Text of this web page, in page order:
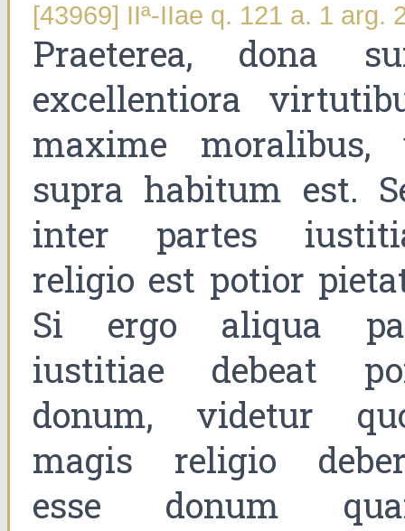
[43969] IIª-IIae q. 121 a. 1 arg.
Praeterea, dona
excellentiora
maxime moralibus,
supra habitum est.
inter partes
religio est potior
Si ergo aliqua
iustitiae debeat
donum, videtur
magis religio
esse donum